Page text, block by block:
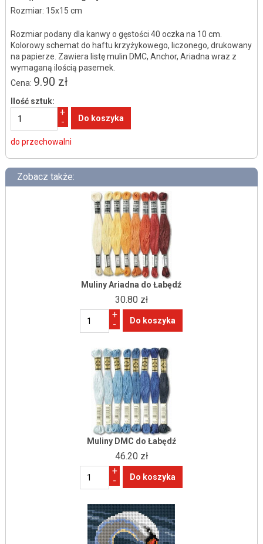
Rozmiar: 15x15 cm
Rozmiar podany dla kanwy o gęstości 40 oczka na 10 cm.
Kolorowy schemat do haftu krzyżykowego, liczonego, drukowany
na papierze. Zawiera listę mulin DMC, Anchor, Ariadna wraz z
wymaganą ilością pasemek.
Cena: 9.90 zł
Ilość sztuk:
+
-
do przechowalni
Zobacz także:
Muliny Ariadna do Łabędź
30.80 zł
+
-
Muliny DMC do Łabędź
46.20 zł
+
-